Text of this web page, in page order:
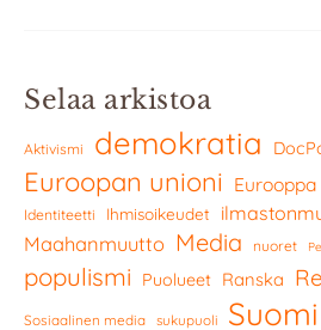
Selaa arkistoa
Aktivismi demokratia
Euroopan unioni Eurooppa
Identiteetti Ihmisoikeudet
Maahanmuutto Media nuoret
populismi Puolueet Ranska
Sosiaalinen media sukupuoli Suomi